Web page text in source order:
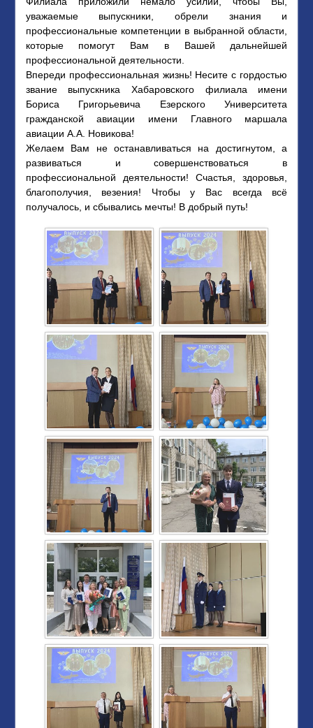
уважаемые выпускники, обрели знания и
профессиональные компетенции в выбранной области,
которые помогут Вам в Вашей дальнейшей
профессиональной деятельности.
Впереди профессиональная жизнь! Несите с гордостью
звание выпускника Хабаровского филиала имени
Бориса Григорьевича Езерского Университета
гражданской авиации имени Главного маршала
авиации А.А. Новикова!
Желаем Вам не останавливаться на достигнутом, а
развиваться и совершенствоваться в
профессиональной деятельности! Счастья, здоровья,
благополучия, везения! Чтобы у Вас всегда всё
получалось, и сбывались мечты! В добрый путь!